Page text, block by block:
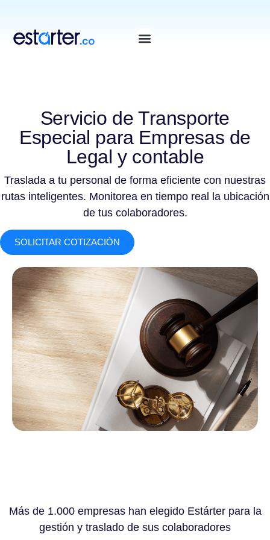
Servicio de Transporte
Especial para Empresas de
Legal y contable
Traslada a tu personal de forma eficiente con nuestras
rutas inteligentes. Monitorea en tiempo real la ubicación
de tus colaboradores.
SOLICITAR COTIZACIÓN
Más de 1.000 empresas han elegido Estárter para la
gestión y traslado de sus colaboradores